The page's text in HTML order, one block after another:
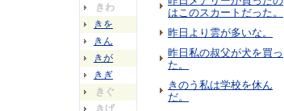
きわ
きを
きん
きが
きぎ
きぐ
きげ
はこのスカートだった。
昨日より雲が多いな。
昨日私の叔父が犬を買っ
た。
きのう私は学校を休ん
だ。